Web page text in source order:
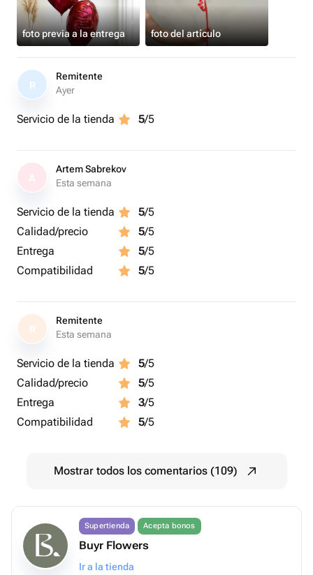
foto previa a la entrega foto del artículo
R
Remitente
Ayer
Servicio de la tienda 5/5
Artem Sabrekov
Esta semana
Servicio de la tienda 5/5
Calidad/precio
5/5
Entrega
5/5
Compatibilidad
5/5
R
Remitente
Esta semana
Servicio de la tienda 5/5
Calidad/precio
5/5
Entrega
3/5
Compatibilidad
5/5
Mostrar todos los comentarios (109)
Supertienda Acepta bonos
Buyr Flowers
Ir a la tienda